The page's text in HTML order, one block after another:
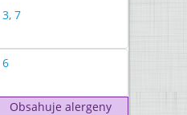
3, 7
6
Obsahuje alergeny